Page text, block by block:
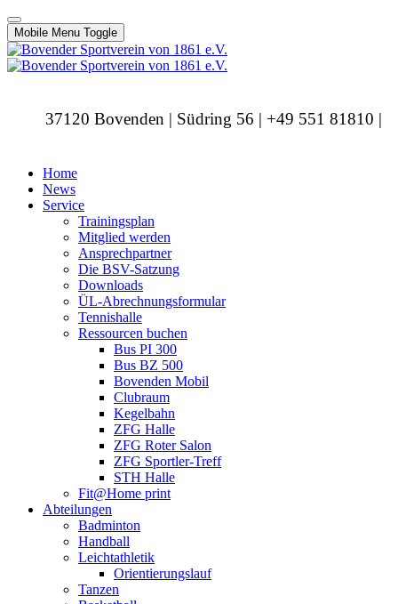
Mobile Menu Toggle
37120 Bovenden | Südring 56 | +49 551 81810 |
Home
News
Service
Trainingsplan
Mitglied werden
Ansprechpartner
Die BSV-Satzung
Downloads
ÜL-Abrechnungsformular
Tennishalle
Ressourcen buchen
Bus PI 300
Bus BZ 500
Bovenden Mobil
Clubraum
Kegelbahn
ZFG Halle
ZFG Roter Salon
ZFG Sportler-Treff
STH Halle
Fit@Home print
Abteilungen
Badminton
Handball
Leichtathletik
Orientierungslauf
Tanzen